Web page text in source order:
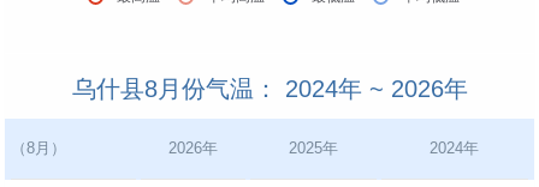
乌什县8月份气温： 2024年 ~ 2026年
（8月） 2026年 2025年 2024年